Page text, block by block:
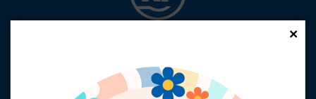
ERFAHRUNG SCHAFFT KOMPETENZ -
KOMPETENZ SCHAFFT VERTRAUEN
×